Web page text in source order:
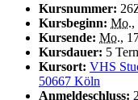
Kursnummer:
Kursbeginn: Mo.,
Kursende: Mo.,
Kursdauer: 5
Kursort: VHS
50667 Köln
Anmeldeschluss: